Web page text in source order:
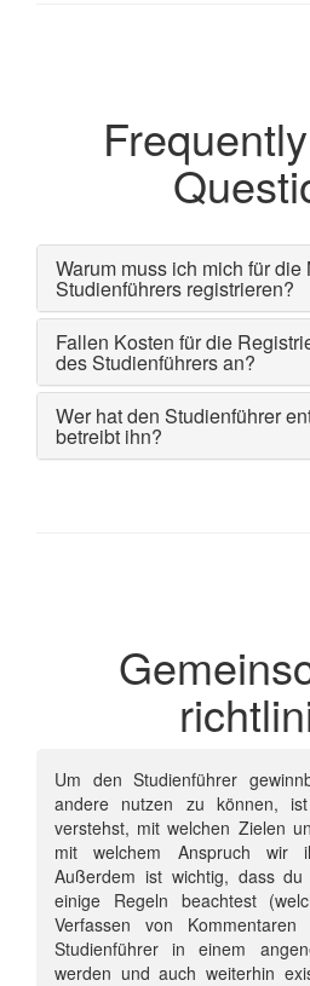
Warum muss ich mich für die
Studienführers registrieren?
Fallen Kosten für die
des Studienführers an?
Wer hat den Studienführer
betreibt ihn?
Um den Studienführer
andere nutzen zu können,
verstehst, mit welchen Zielen
mit welchem Anspruch wir
Außerdem ist wichtig, dass
einige Regeln beachtest
Verfassen von
Studienführer in einem
werden und auch weiterhin